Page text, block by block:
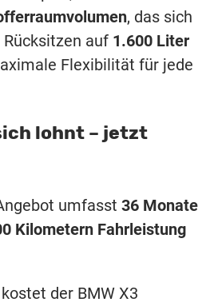
, das sich
auf 1.600 Liter
Flexibilität für jede
lohnt – jetzt
umfasst 36 Monate
Kilometern Fahrleistung
der BMW X3